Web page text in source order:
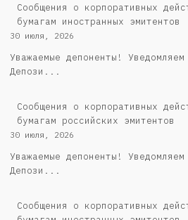
Сообщения о корпоративных
бумагам иностранных эмитентов
30 июля, 2026
Уважаемые депоненты!
Депози...
Cообщения о корпоративных
бумагам российских эмитентов
30 июля, 2026
Уважаемые депоненты!
Депози...
Сообщения о корпоративных